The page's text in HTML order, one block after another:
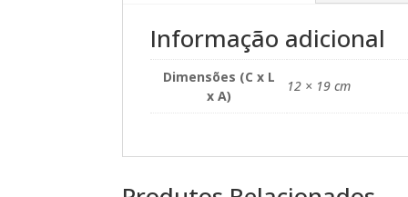
Informação adicional
Dimensões (C x L
x A)
12 × 19 cm